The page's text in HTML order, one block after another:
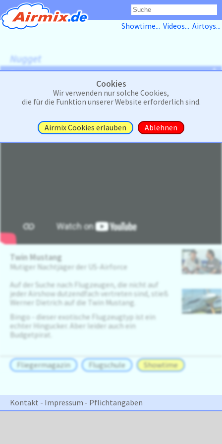
Showtime... Videos... Airtoys...
Twin Mustang <>
Nugget
Twin Mustang
Mutiger Nachtjäger der US-Airforce
Auf der Suche nach Flugzeugen, die nicht auf
jeder Airshow dutzendfach vertreten sind, stieß
Werner Dietrich auf die Twin Mustang.
Bingo - dieser exotische Flugzeugtyp ist ein
echter Hingucker. Aber leider auch ein
Budgetpirat.
Fliegermagazin Flugschule Showtime
Kontakt - Impressum - Pflichtangaben
Cookies
Wir verwenden nur solche Cookies,
die für die Funktion unserer Website erforderlich sind.
Airmix Cookies erlauben Ablehnen